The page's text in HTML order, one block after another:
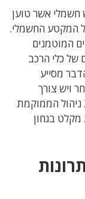
חשמלי אשר טוען
המקטע החשמלי.
המוטמנים
של כלי הרכב
מסייע
ויש צורך
הממוקמת
מקלט בגחון